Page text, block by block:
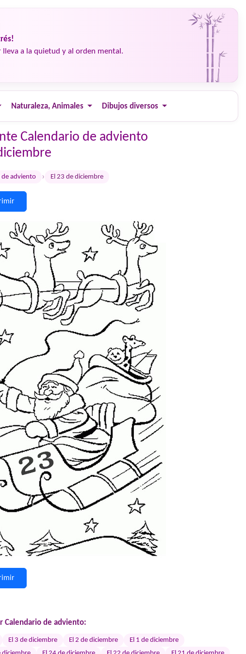
lleva a la quietud y al orden mental.
Naturaleza, Animales Dibujos diversos
Calendario de adviento
de adviento › El 23 de diciembre
Calendario de adviento:
El 3 de diciembre El 2 de diciembre
El 1 de diciembre